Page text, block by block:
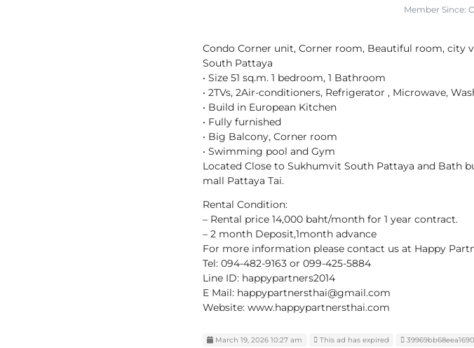
Member Since:
Condo Corner unit, Corner room, Beautiful room, city
South Pattaya
• Size 51 sq.m. 1 bedroom, 1 Bathroom
• 2TVs, 2Air-conditioners, Refrigerator , Microwave,
• Build in European Kitchen
• Fully furnished
• Big Balcony, Corner room
• Swimming pool and Gym
Located Close to Sukhumvit South Pattaya and Bath
mall Pattaya Tai.
Rental Condition:
– Rental price 14,000 baht/month for 1 year contract.
– 2 month Deposit,1month advance
For more information please contact us at Happy
Tel: 094-482-9163 or 099-425-5884
Line ID: happypartners2014
E Mail: happypartnersthai@gmail.com
Website: www.happypartnersthai.com
March 19, 2026 10:27 am This ad has expired 39969bb68eea1690